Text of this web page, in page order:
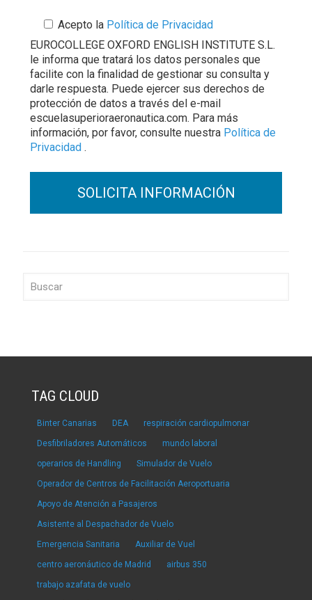
Acepto la Política de Privacidad
EUROCOLLEGE OXFORD ENGLISH INSTITUTE S.L.
le informa que tratará los datos personales que
facilite con la finalidad de gestionar su consulta y
darle respuesta. Puede ejercer sus derechos de
protección de datos a través del e-mail
escuelasuperioraeronautica.com. Para más
información, por favor, consulte nuestra Política de
Privacidad .
TAG CLOUD
Binter Canarias DEA respiración cardiopulmonar
Desfibriladores Automáticos mundo laboral
operarios de Handling Simulador de Vuelo
Operador de Centros de Facilitación Aeroportuaria
Apoyo de Atención a Pasajeros
Asistente al Despachador de Vuelo
Emergencia Sanitaria Auxiliar de Vuel
centro aeronáutico de Madrid airbus 350
trabajo azafata de vuelo